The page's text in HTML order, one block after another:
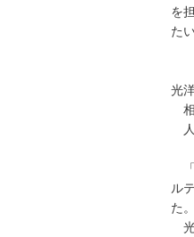
を
た
光
相
人
「
ル
た
光